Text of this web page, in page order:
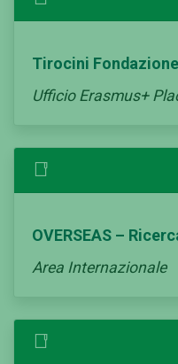
Tirocini Fondazione
Ufficio Erasmus+
OVERSEAS –
Area Internazionale